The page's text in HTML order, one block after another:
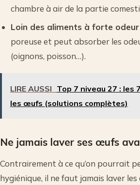
chambre à air de la partie
Loin des aliments à forte odeur
poreuse et peut absorber les
(oignons, poisson…).
LIRE AUSSI Top 7 niveau 27 : les
les œufs (solutions complètes)
Ne jamais laver ses œufs
Contrairement à ce qu’on pourrait
hygiénique, il ne faut jamais laver